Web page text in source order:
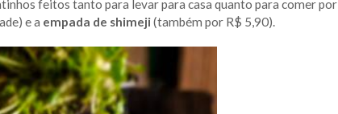
feitos tanto para levar para casa quanto para comer por
e a empada de shimeji(também por R$ 5,90).